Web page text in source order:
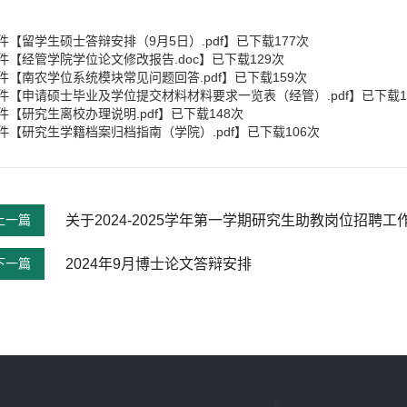
【留学生硕士答辩安排（9月5日）.pdf】已下载177次
【经管学院学位论文修改报告.doc】已下载129次
【南农学位系统模块常见问题回答.pdf】已下载159次
【申请硕士毕业及学位提交材料材料要求一览表（经管）.pdf】已下载
【研究生离校办理说明.pdf】已下载148次
【研究生学籍档案归档指南（学院）.pdf】已下载106次
上一篇 关于2024-2025学年第一学期研究生助教岗位招聘工
一篇 2024年9月博士论文答辩安排